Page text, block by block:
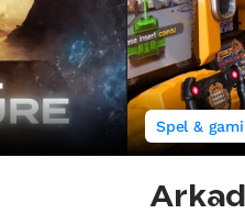
Spel &